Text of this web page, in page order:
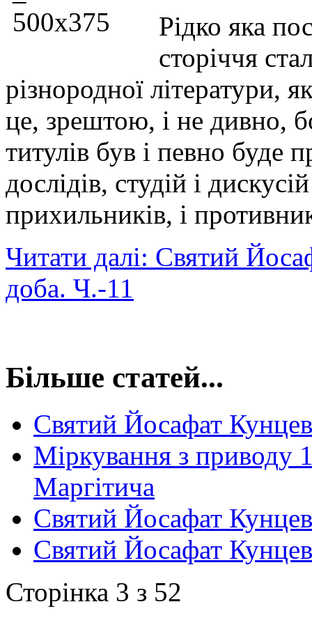
Рідко яка
сторіччя
різнородної літератури,
це, зрештою, і не дивно,
титулів був і певно буде
дослідів, студій і
прихильників, і
Читати далі: Святий
доба. Ч.-11
Більше статей...
Святий Йосафат
Міркування з приводу
Маргітича
Святий Йосафат
Святий Йосафат
Сторінка 3 з 52